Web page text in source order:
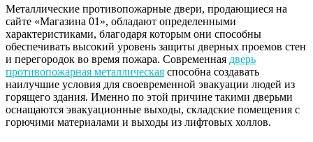
Металлические противопожарные двери, продающиеся на
сайте «Магазина 01», обладают определенными
характеристиками, благодаря которым они способны
обеспечивать высокий уровень защиты дверных проемов стен
и перегородок во время пожара. Современная дверь
противопожарная металлическая способна создавать
наилучшие условия для своевременной эвакуации людей из
горящего здания. Именно по этой причине такими дверьми
оснащаются эвакуационные выходы, складские помещения с
горючими материалами и выходы из лифтовых холлов.